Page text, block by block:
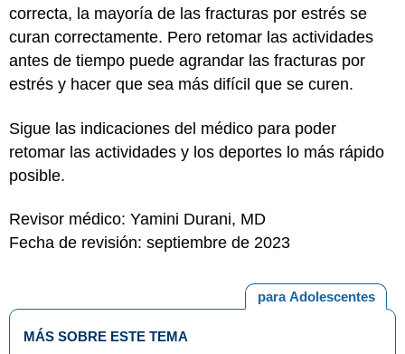
correcta, la mayoría de las fracturas por estrés se
curan correctamente. Pero retomar las actividades
antes de tiempo puede agrandar las fracturas por
estrés y hacer que sea más difícil que se curen.
Sigue las indicaciones del médico para poder
retomar las actividades y los deportes lo más rápido
posible.
Revisor médico: Yamini Durani, MD
Fecha de revisión: septiembre de 2023
para Adolescentes
MÁS SOBRE ESTE TEMA